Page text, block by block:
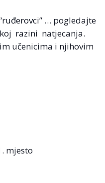
… pogledajte
razini natjecanja.
učenicima i njihovim
mjesto